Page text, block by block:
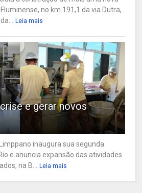
no km 191,1 da via Dutra,
Leia mais
e gerar novos
inaugura sua segunda
e anuncia expansão das atividades
na B...
Leia mais